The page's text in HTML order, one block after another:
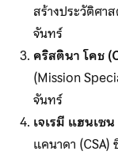
สร้างประวัติศา
จันทร์
คริสตินา โคช (
(Mission
จันทร์
เจเรมี แฮนเซน
แคนาดา (CSA)